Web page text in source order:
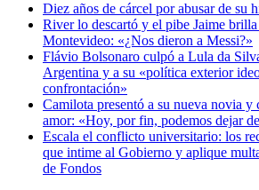
Diez años de cárcel por abusar de su
River lo descartó y el pibe Jaime
Montevideo: «¿Nos dieron a Messi?»
Flávio Bolsonaro culpó a Lula da
Argentina y a su «política exterior
confrontación»
Camilota presentó a su nueva novia y
amor: «Hoy, por fin, podemos dejar
Escala el conflicto universitario: los
que intime al Gobierno y aplique
de Fondos